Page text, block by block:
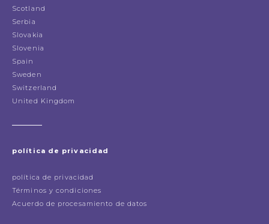
Scotland
Serbia
Slovakia
Slovenia
Spain
Sweden
Switzerland
United Kingdom
política de privacidad
política de privacidad
Términos y condiciones
Acuerdo de procesamiento de datos